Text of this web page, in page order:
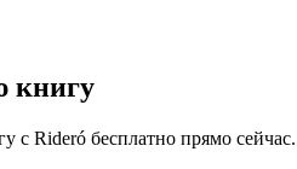
книгу
с Rideró бесплатно прямо